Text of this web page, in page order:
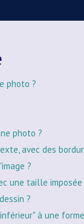
photo ?
photo ?
avec des
?
une taille imposée
?
à une